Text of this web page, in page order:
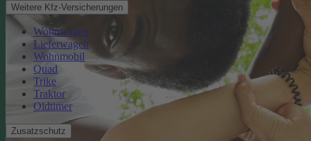
Weitere Kfz-Versicherungen
Wohnwagen
Lieferwagen
Wohnmobil
Quad
Trike
Traktor
Oldtimer
Zusatzschutz